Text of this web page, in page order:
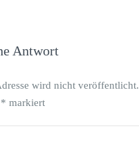
Antwort
wird nicht veröffentlicht.
* markiert